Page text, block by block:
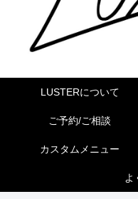
LUSTERについて
ご予約/ご相談
カスタムメニュー
よ